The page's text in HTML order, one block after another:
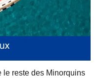
le reste des Minorquins